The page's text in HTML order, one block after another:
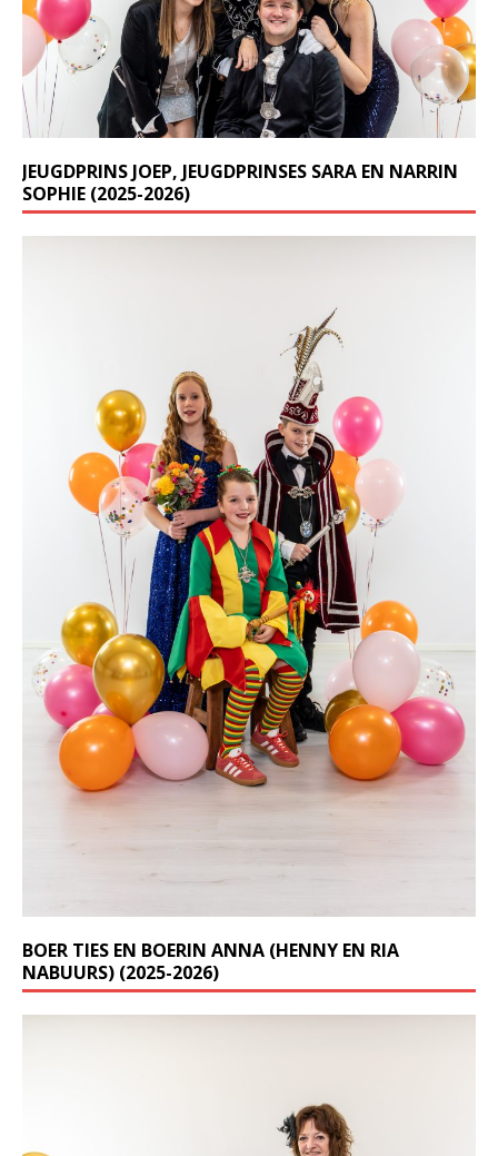
JEUGDPRINS JOEP, JEUGDPRINSES SARA EN NARRIN
SOPHIE (2025-2026)
BOER TIES EN BOERIN ANNA (HENNY EN RIA
NABUURS) (2025-2026)